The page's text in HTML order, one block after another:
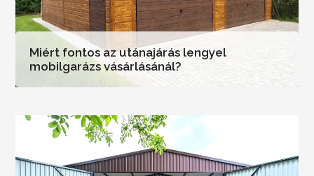
Miért fontos az utánajárás lengyel
mobilgarázs vásárlásánál?